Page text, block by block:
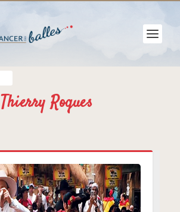
Thierry Roques